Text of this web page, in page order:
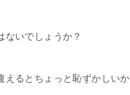
ないでしょうか？
えるとちょっと恥ずかしいか